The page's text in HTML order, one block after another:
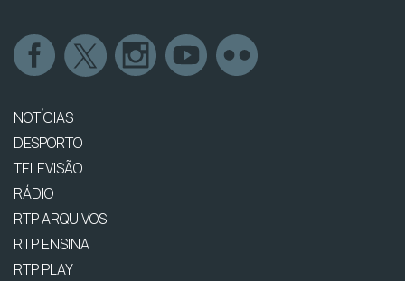
NOTÍCIAS
DESPORTO
TELEVISÃO
RÁDIO
RTP ARQUIVOS
RTP ENSINA
RTP PLAY